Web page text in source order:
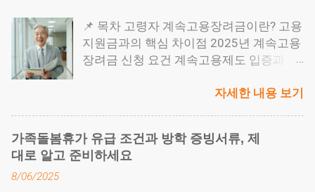
이해하고 있어야 합니다. 목차 부동산 증여
절차는 이렇게 진행됩니다 증여세와 취득
세, 절대 헷갈리면 안 됩니다 명의 이전 절
료와 전문가 비용은 얼마일까 증여 전에 반
드시 점검해야 할 체크리스트 부동산 증여
절차는 이렇게 진행됩니다 첫 단계는 증여
계약서 작성 입니다. ● 증여를 시작할 때는
먼저 증여계약서를 작성해야 합니다. 꼭 공
📌 목차 고령자 계속고용장려금이란? 고용
지원금과의 핵심 차이점 2025년 계속고용
장려금 신청 요건 계속고용제도 입증과 재
가는 길 고령자 계속고용장려금이란? ' 고
용 한 사업주에게 지급되는 장려금입니다.
고령자를 신규로 뽑는 것이 아니라, 이미
자세한 내용 보기
가족돌봄휴가 유급 조건과 방학 증빙서류, 제
대로 알고 준비하세요
8/06/2025